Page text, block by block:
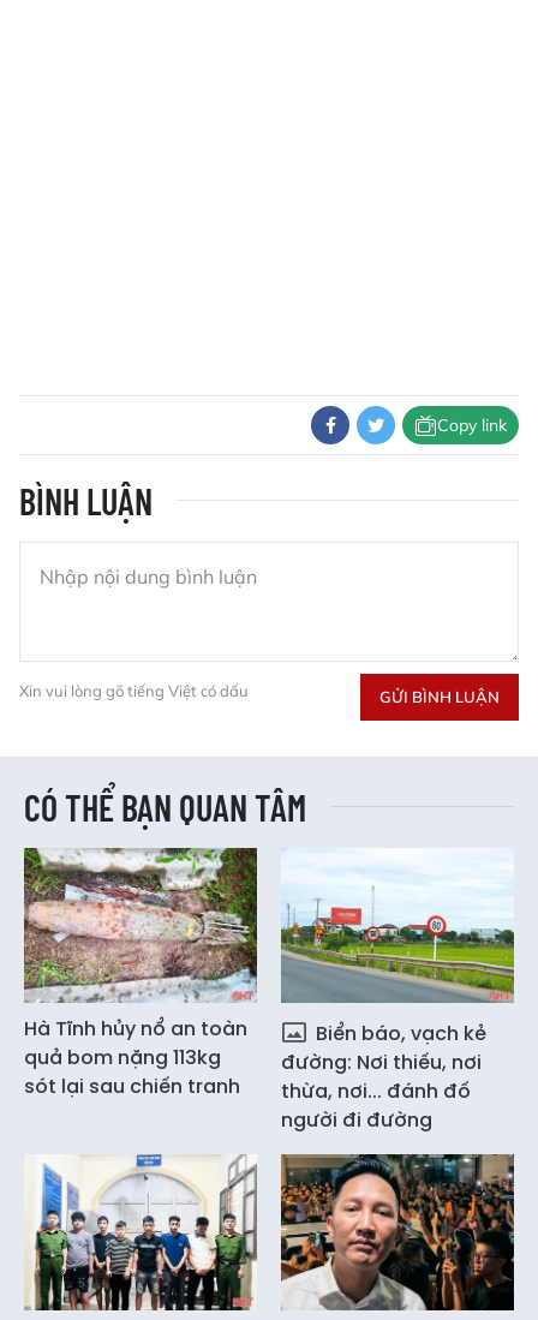
Copy link
BÌNH LUẬN
Xin vui lòng gõ tiếng Việt có dấu GỬI BÌNH LUẬN
CÓ THỂ BẠN QUAN TÂM
Hà Tĩnh hủy nổ an toàn
quả bom nặng 113kg
sót lại sau chiến tranh
Biển báo, vạch kẻ
đường: Nơi thiếu, nơi
thừa, nơi... đánh đố
người đi đường